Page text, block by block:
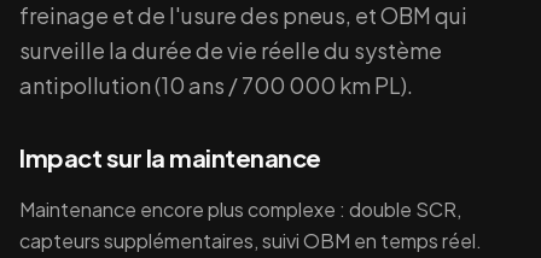
freinage et de l'usure des pneus, et OBM qui
surveille la durée de vie réelle du système
antipollution (10 ans / 700 000 km PL).
Impact sur la maintenance
Maintenance encore plus complexe : double SCR,
capteurs supplémentaires, suivi OBM en temps réel.